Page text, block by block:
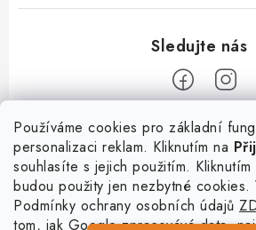
Používáme cookies pro základní
personalizaci reklam. Kliknutím na
souhlasíte s jejich použitím. Kliknutím
budou použity jen nezbytné
Podmínky ochrany osobních údajů
tom, jak Google zpracovává data,
Informace
O nás
Služby